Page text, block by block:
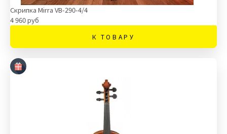
Скрипка Mirra VB-290-4/4
4 960 руб
К ТОВАРУ